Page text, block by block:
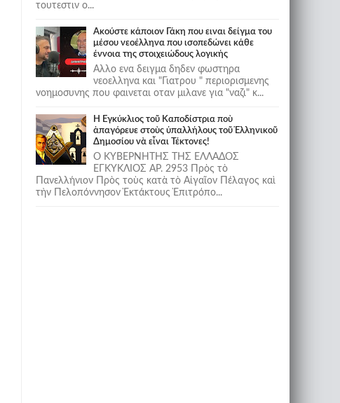
τουτεστιν ο...
Ακούστε κάποιον Γάκη που ειναι δείγμα του
μέσου νεοέλληνα που ισοπεδώνει κάθε
έννοια της στοιχειώδους λογικής
Αλλο ενα δειγμα δηδεν φωστηρα
νεοελληνα και "Γιατρου " περιορισμενης
νοημοσυνης που φαινεται οταν μιλανε για "ναζι" κ...
Ἡ Ἐγκύκλιος τοῦ Καποδίστρια ποὺ
ἀπαγόρευε στοὺς ὑπαλλήλους τοῦ Ἑλληνικοῦ
Δημοσίου νὰ εἶναι Τέκτονες!
Ο ΚΥΒΕΡΝΗΤΗΣ ΤΗΣ ΕΛΛΑΔΟΣ
ΕΓΚΥΚΛΙΟΣ ΑΡ. 2953 Πρὸς τὸ
Πανελλήνιον Πρὸς τοὺς κατὰ τὸ Αἰγαῖον Πέλαγος καὶ
τὴν Πελοπόννησον Ἐκτάκτους Ἐπιτρόπο...